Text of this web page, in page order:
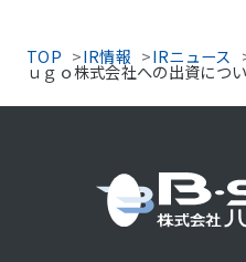
TOP IR情報 IRニュース
ｕｇｏ株式会社への出資につ